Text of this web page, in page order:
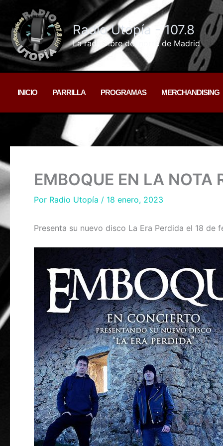
contenido
Radio Utopía - 107.8
La radio libre del norte de Madrid
INICIO PARRILLA PROGRAMAS MERCHANDISING
EMBOQUE EN LA NOTA
Por Radio Utopía / 18 enero, 2023
Presenta su nuevo disco La Era Perdida el 18 de